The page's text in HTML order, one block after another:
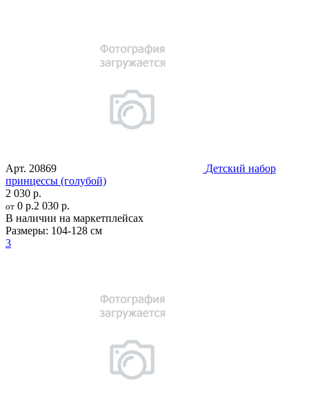
Арт. 20869
Детский набор
принцессы (голубой)
2 030 р.
от 0 р.2 030 р.
В наличии на маркетплейсах
Размеры: 104-128 см
3